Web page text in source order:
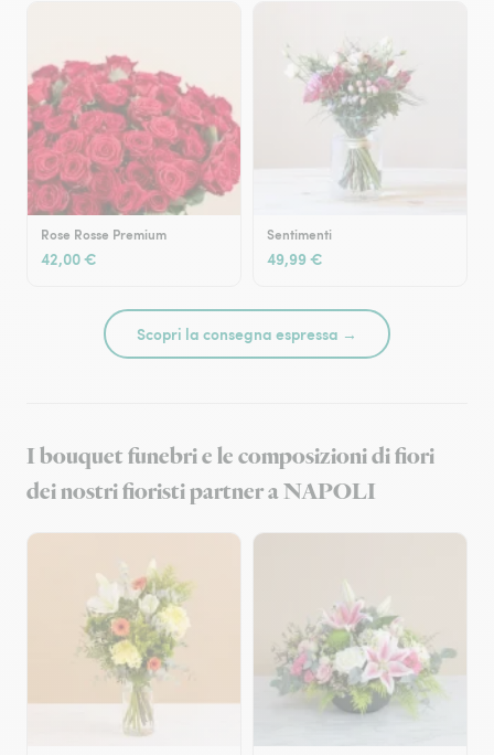
Rose Rosse Premium
42,00 €
Sentimenti
49,99 €
Scopri la consegna espressa →
I bouquet funebri e le composizioni di fiori
dei nostri fioristi partner a NAPOLI